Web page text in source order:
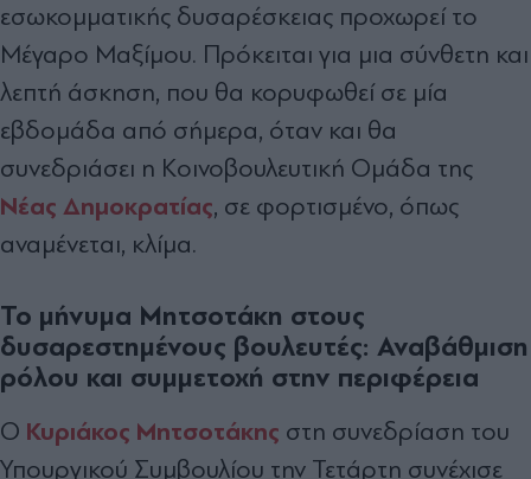
εσωκομματικής δυσαρέσκειας προχωρεί το
Μέγαρο Μαξίμου. Πρόκειται για μια σύνθετη και
λεπτή άσκηση, που θα κορυφωθεί σε μία
εβδομάδα από σήμερα, όταν και θα
συνεδριάσει η Κοινοβουλευτική Ομάδα της
Νέας Δημοκρατίας, σε φορτισμένο, όπως
αναμένεται, κλίμα.
Το μήνυμα Μητσοτάκη στους
δυσαρεστημένους βουλευτές: Αναβάθμιση
ρόλου και συμμετοχή στην περιφέρεια
Ο Κυριάκος Μητσοτάκης στη συνεδρίαση του
Υπουργικού Συμβουλίου την Τετάρτη συνέχισε